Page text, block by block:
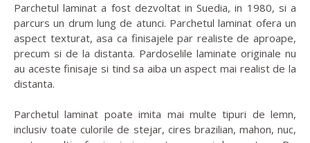
Parchetul laminat a fost dezvoltat in Suedia, in 1980, si a
parcurs un drum lung de atunci. Parchetul laminat ofera un
aspect texturat, asa ca finisajele par realiste de aproape,
precum si de la distanta. Pardoselile laminate originale nu
au aceste finisaje si tind sa aiba un aspect mai realist de la
distanta.
Parchetul laminat poate imita mai multe tipuri de lemn,
inclusiv toate culorile de stejar, cires brazilian, mahon, nuc,